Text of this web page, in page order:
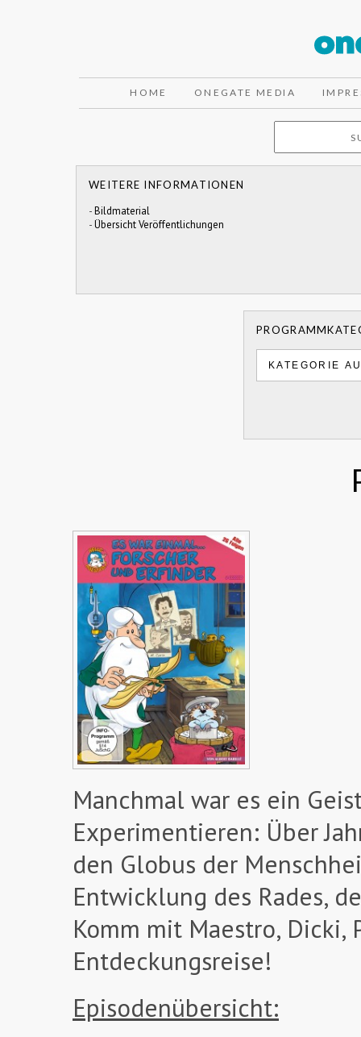
HOME ONEGATE MEDIA
WEITERE INFORMATIONEN
-Bildmaterial
-Übersicht Veröffentlichungen
Manchmal war es ein
Experimentieren: Über
den Globus der
Entwicklung des Rades,
Komm mit Maestro,
Entdeckungsreise!
Episodenübersicht: